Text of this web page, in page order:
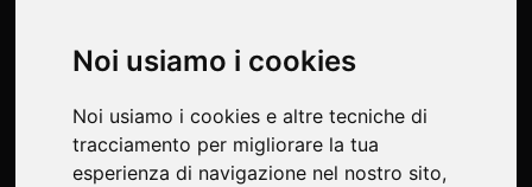
Noi usiamo i cookies
Noi usiamo i cookies e altre tecniche di
tracciamento per migliorare la tua
esperienza di navigazione nel nostro sito,
stelle sul Lago di Nemi